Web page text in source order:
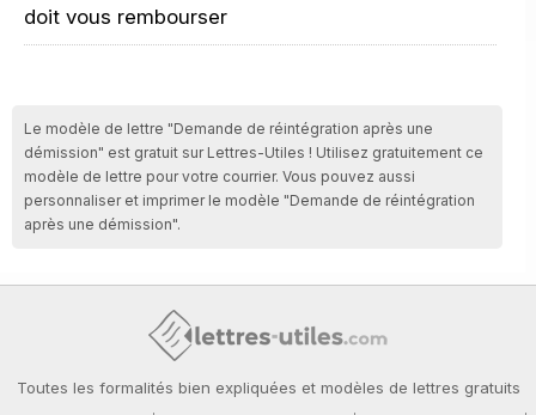
doit vous rembourser
Le modèle de lettre "Demande de réintégration après une
démission" est gratuit sur Lettres-Utiles ! Utilisez gratuitement ce
modèle de lettre pour votre courrier. Vous pouvez aussi
personnaliser et imprimer le modèle "Demande de réintégration
après une démission".
Toutes les formalités bien expliquées et modèles de lettres gratuits